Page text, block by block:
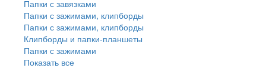
Папки с завязками
Папки с зажимами, клипборды
Папки с зажимами, клипборды
Клипборды и папки-планшеты
Папки с зажимами
Показать все